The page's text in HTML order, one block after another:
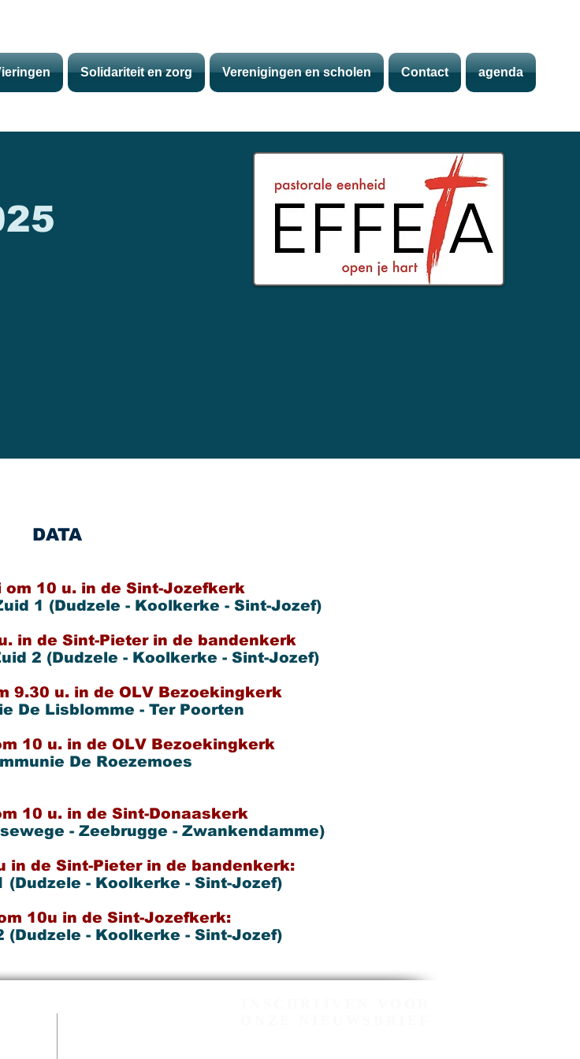
Solidariteit en zorg Verenigingen en scholen Contact agenda
LOVE AND
THE CHURCH
READ MORE >>
29/FEB
February 29 at 19:00
DATA
om 10 u. in de Sint-Jozefkerk
1 (Dudzele - Koolkerke - Sint-Jozef)
in de Sint-Pieter in de bandenkerk
2 (Dudzele - Koolkerke - Sint-Jozef)
9.30 u. in de OLV Bezoekingkerk
De Lisblomme - Ter Poorten
10 u. in de OLV Bezoekingkerk
De Roezemoes
10 u. in de Sint-Donaaskerk
- Zeebrugge - Zwankendamme)
in de Sint-Pieter in de bandenkerk:
(Dudzele - Koolkerke - Sint-Jozef)
10u in de Sint-Jozefkerk:
(Dudzele - Koolkerke - Sint-Jozef)